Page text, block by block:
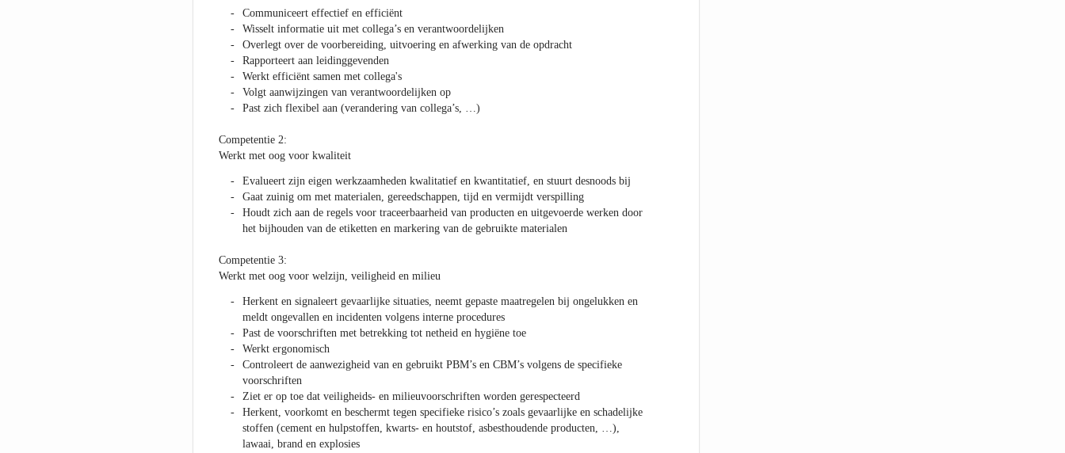
Communiceert effectief en efficiënt
Wisselt informatie uit met collega’s en verantwoordelijken
Overlegt over de voorbereiding, uitvoering en afwerking van de opdracht
Rapporteert aan leidinggevenden
Werkt efficiënt samen met collega's
Volgt aanwijzingen van verantwoordelijken op
Past zich flexibel aan (verandering van collega’s, …)
Competentie 2:
Werkt met oog voor kwaliteit
Evalueert zijn eigen werkzaamheden kwalitatief en kwantitatief, en stuurt desnoods bij
Gaat zuinig om met materialen, gereedschappen, tijd en vermijdt verspilling
Houdt zich aan de regels voor traceerbaarheid van producten en uitgevoerde werken door
het bijhouden van de etiketten en markering van de gebruikte materialen
Competentie 3:
Werkt met oog voor welzijn, veiligheid en milieu
Herkent en signaleert gevaarlijke situaties, neemt gepaste maatregelen bij ongelukken en
meldt ongevallen en incidenten volgens interne procedures
Past de voorschriften met betrekking tot netheid en hygiëne toe
Werkt ergonomisch
Controleert de aanwezigheid van en gebruikt PBM’s en CBM’s volgens de specifieke
voorschriften
Ziet er op toe dat veiligheids- en milieuvoorschriften worden gerespecteerd
Herkent, voorkomt en beschermt tegen specifieke risico’s zoals gevaarlijke en schadelijke
stoffen (cement en hulpstoffen, kwarts- en houtstof, asbesthoudende producten, …),
lawaai, brand en explosies